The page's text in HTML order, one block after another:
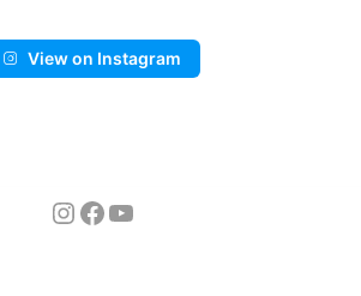
View on Instagram
Instagram
Facebook
YouTube